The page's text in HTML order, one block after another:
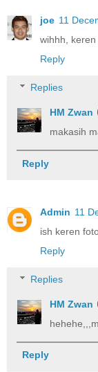
joe 11
wihhh, keren
Reply
Replies
HM Zwan
makasih
Reply
Admin 11
ish keren
Reply
Replies
HM Zwan
Reply